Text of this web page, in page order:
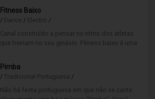
electro, urban beats.
Fitness Baixo
/ Dance / Electro /
Canal construído a pensar no ritmo dos atletas
que treinam no seu ginásio. Fitness baixo é uma
movimento.
Pimba
/ Tradicional Portuguesa /
Não há festa portuguesa em que não se cante